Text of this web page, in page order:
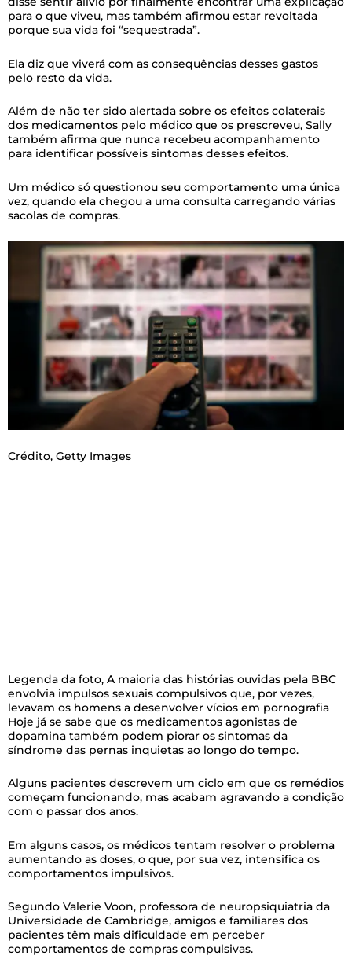
para o que viveu, mas também afirmou estar revoltada
porque sua vida foi “sequestrada”.
Ela diz que viverá com as consequências desses gastos
pelo resto da vida.
Além de não ter sido alertada sobre os efeitos colaterais
dos medicamentos pelo médico que os prescreveu, Sally
também afirma que nunca recebeu acompanhamento
para identificar possíveis sintomas desses efeitos.
Um médico só questionou seu comportamento uma única
vez, quando ela chegou a uma consulta carregando várias
sacolas de compras.
Crédito, Getty Images
Legenda da foto, A maioria das histórias ouvidas pela BBC
envolvia impulsos sexuais compulsivos que, por vezes,
levavam os homens a desenvolver vícios em pornografia
Hoje já se sabe que os medicamentos agonistas de
dopamina também podem piorar os sintomas da
síndrome das pernas inquietas ao longo do tempo.
Alguns pacientes descrevem um ciclo em que os remédios
começam funcionando, mas acabam agravando a condição
com o passar dos anos.
Em alguns casos, os médicos tentam resolver o problema
aumentando as doses, o que, por sua vez, intensifica os
comportamentos impulsivos.
Segundo Valerie Voon, professora de neuropsiquiatria da
Universidade de Cambridge, amigos e familiares dos
pacientes têm mais dificuldade em perceber
comportamentos de compras compulsivas.